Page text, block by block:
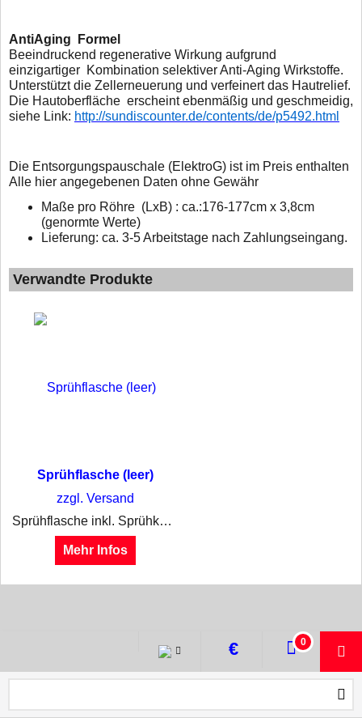
AntiAging
Beeindruckend regenerative Wirkung aufgrund
einzigartiger Kombination selektiver Anti-Aging Wirkstoffe.
Unterstützt die Zellerneuerung und verfeinert das Hautrelief.
Die Hautoberfläche erscheint ebenmäßig und geschmeidig,
siehe Link: http://sundiscounter.de/contents/de/p5492.html
Die Entsorgungspauschale (ElektroG) ist im Preis enthalten
Alle hier angegebenen Daten ohne Gewähr
Maße pro Röhre (LxB) : ca.:176-177cm x 3,8cm
(genormte Werte)
Lieferung: ca. 3-5 Arbeitstage nach Zahlungseingang.
Verwandte Produkte
Sprühflasche (leer)
zzgl. Versand
Sprühflasche inkl. Sprühkopf , 1Liter ohne Inhalt
Mehr Infos
0
€